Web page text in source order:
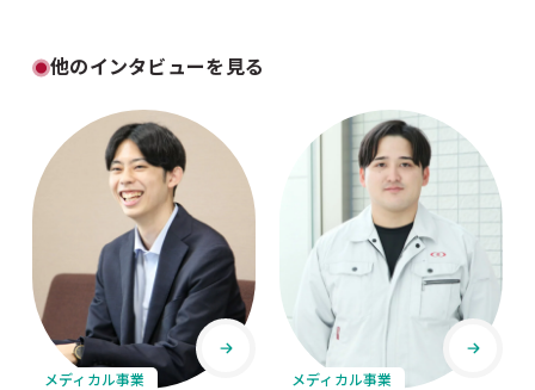
他のインタビューを見る
メディカル事業 メディカル事業